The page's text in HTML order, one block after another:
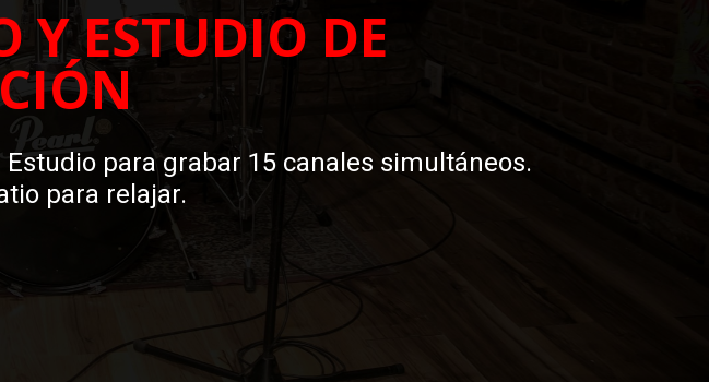
Y ESTUDIO DE
para grabar 15 canales simultáneos.
para relajar.